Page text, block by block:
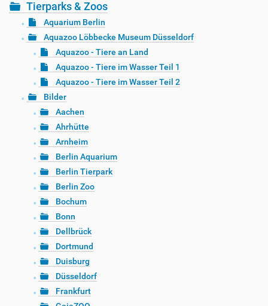
Tierparks & Zoos
Aquarium Berlin
Aquazoo Löbbecke Museum Düsseldorf
Aquazoo - Tiere an Land
Aquazoo - Tiere im Wasser Teil 1
Aquazoo - Tiere im Wasser Teil 2
Bilder
Aachen
Ahrhütte
Arnheim
Berlin Aquarium
Berlin Tierpark
Berlin Zoo
Bochum
Bonn
Dellbrück
Dortmund
Duisburg
Düsseldorf
Frankfurt